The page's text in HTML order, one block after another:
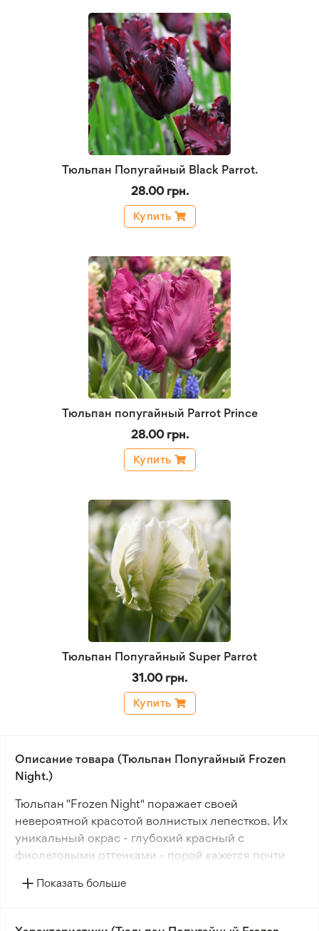
Тюльпан Попугайный Black Parrot.
28.00 грн.
Купить
Тюльпан попугайный Parrot Prince
28.00 грн.
Купить
Тюльпан Попугайный Super Parrot
31.00 грн.
Купить
Описание товара (Тюльпан Попугайный Frozen
Night.)
Тюльпан "Frozen Night" поражает своей
невероятной красотой волнистых лепестков. Их
уникальный окрас - глубокий красный с
фиолетовыми оттенками - порой кажется почти
мае и достигают диаметра до 20 см.
Показать больше